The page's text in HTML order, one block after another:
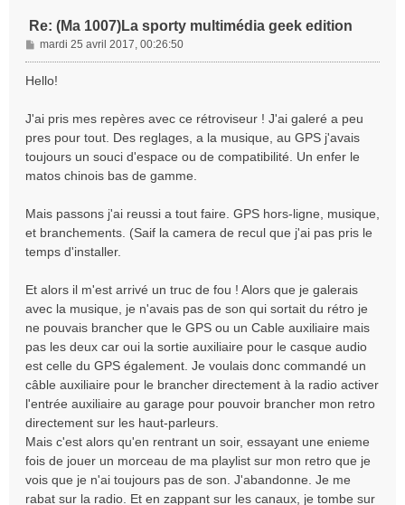
Re: (Ma 1007)La sporty multimédia geek edition
M
e
s
g
e
mardi 25 avril 2017, 00:26:50
Hello!
J'ai pris mes repères avec ce rétroviseur ! J'ai galeré a peu
pres pour tout. Des reglages, a la musique, au GPS j'avais
toujours un souci d'espace ou de compatibilité. Un enfer le
matos chinois bas de gamme.
Mais passons j'ai reussi a tout faire. GPS hors-ligne, musique,
et branchements. (Saif la camera de recul que j'ai pas pris le
temps d'installer.
Et alors il m'est arrivé un truc de fou ! Alors que je galerais
avec la musique, je n'avais pas de son qui sortait du rétro je
ne pouvais brancher que le GPS ou un Cable auxiliaire mais
pas les deux car oui la sortie auxiliaire pour le casque audio
est celle du GPS également. Je voulais donc commandé un
câble auxiliaire pour le brancher directement à la radio activer
l'entrée auxiliaire au garage pour pouvoir brancher mon retro
directement sur les haut-parleurs.
Mais c'est alors qu'en rentrant un soir, essayant une enieme
fois de jouer un morceau de ma playlist sur mon retro que je
vois que je n'ai toujours pas de son. J'abandonne. Je me
rabat sur la radio. Et en zappant sur les canaux, je tombe sur